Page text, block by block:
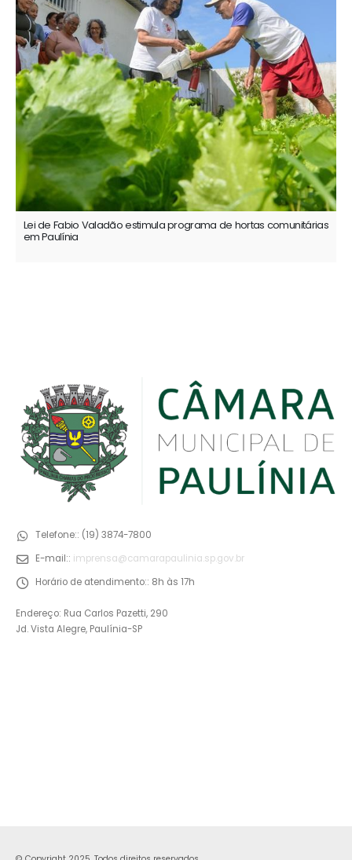
Lei de Fabio Valadão estimula programa de hortas comunitárias
em Paulínia
Telefone:: (19) 3874-7800
E-mail:: imprensa@camarapaulinia.sp.gov.br
Horário de atendimento:: 8h às 17h
Endereço: Rua Carlos Pazetti, 290
Jd. Vista Alegre, Paulínia-SP